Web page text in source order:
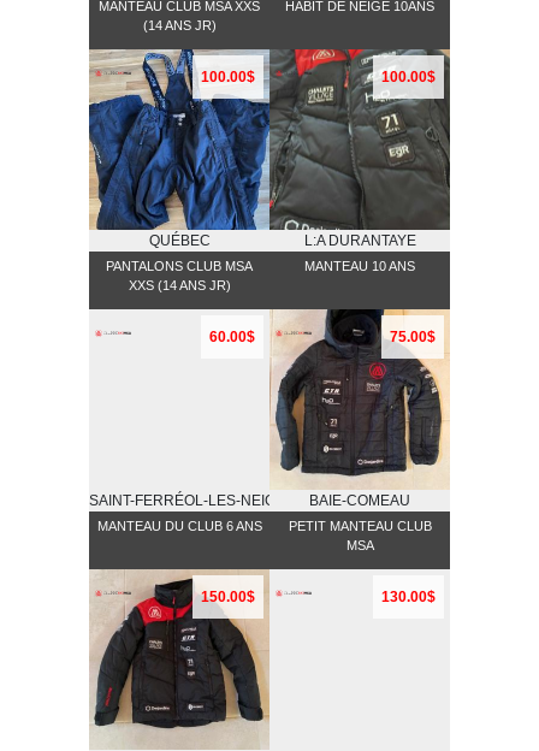
MANTEAU CLUB MSA XXS
(14 ANS JR)
HABIT DE NEIGE 10ANS
100.00$
QUÉBEC
PANTALONS CLUB MSA
XXS (14 ANS JR)
100.00$
L:A DURANTAYE
MANTEAU 10 ANS
60.00$
SAINT-FERRÉOL-LES-NEIGES
MANTEAU DU CLUB 6 ANS
75.00$
BAIE-COMEAU
PETIT MANTEAU CLUB
MSA
150.00$ 130.00$